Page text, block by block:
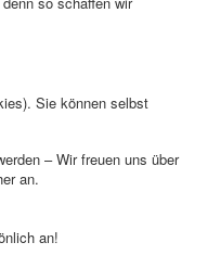
– Wir freuen uns über
an.
an!
Sie können selbst